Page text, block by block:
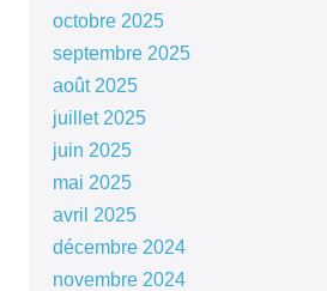
octobre 2025
septembre 2025
août 2025
juillet 2025
juin 2025
mai 2025
avril 2025
décembre 2024
novembre 2024